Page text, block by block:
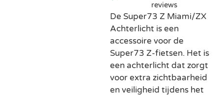
reviews
De Super73 Z Miami/ZX
Achterlicht is een
accessoire voor de
Super73 Z-fietsen. Het is
een achterlicht dat zorgt
voor extra zichtbaarheid
en veiligheid tijdens het